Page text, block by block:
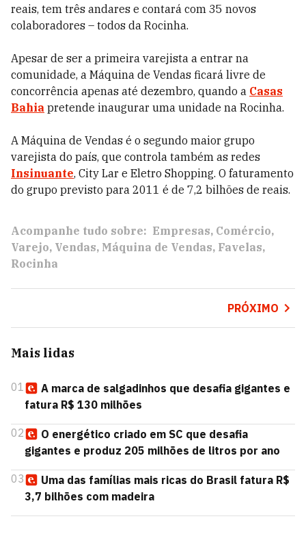
reais, tem três andares e contará com 35 novos
colaboradores – todos da Rocinha.
Apesar de ser a primeira varejista a entrar na
comunidade, a Máquina de Vendas ficará livre de
concorrência apenas até dezembro, quando a Casas
Bahia pretende inaugurar uma unidade na Rocinha.
A Máquina de Vendas é o segundo maior grupo
varejista do país, que controla também as redes
Insinuante, City Lar e Eletro Shopping. O faturamento
do grupo previsto para 2011 é de 7,2 bilhões de reais.
Acompanhe tudo sobre: Empresas Comércio
Varejo Vendas Máquina de Vendas Favelas
Rocinha
PRÓXIMO
Mais lidas
01
A marca de salgadinhos que desafia gigantes e
fatura R$ 130 milhões
02
O energético criado em SC que desafia
gigantes e produz 205 milhões de litros por ano
03
Uma das famílias mais ricas do Brasil fatura R$
3,7 bilhões com madeira